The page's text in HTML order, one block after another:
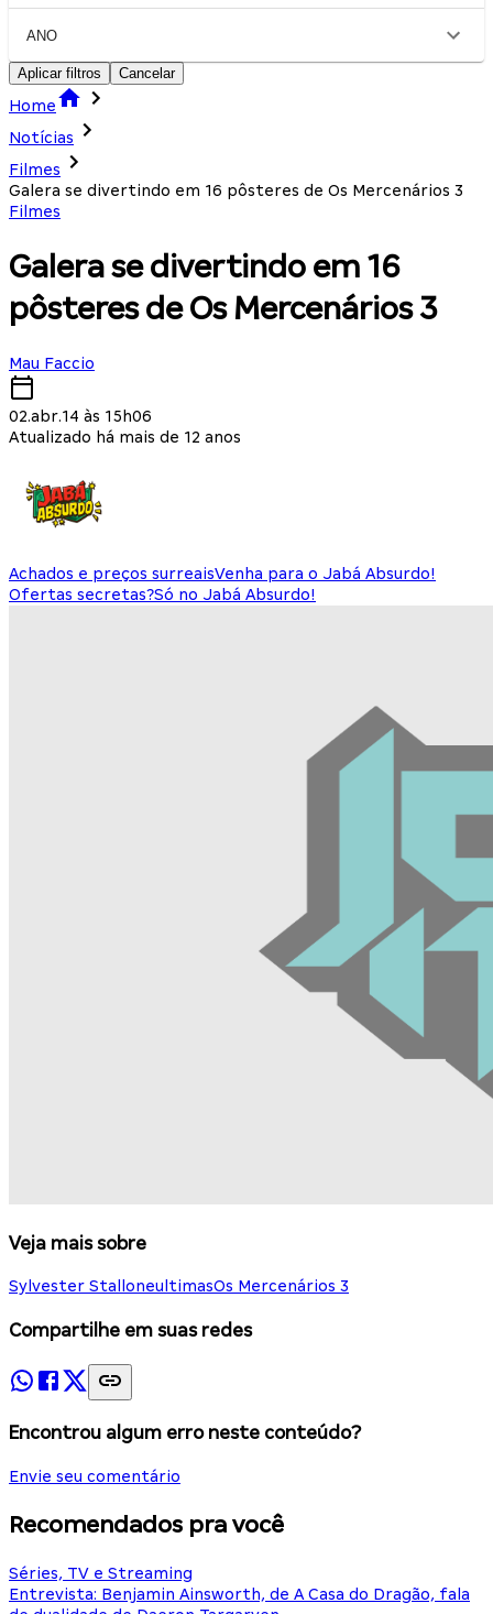
ANO
Aplicar filtros Cancelar
Home
Notícias
Filmes
Galera se divertindo em 16 pôsteres de Os Mercenários 3
Filmes
Galera se divertindo em 16
pôsteres de Os Mercenários 3
Mau Faccio
02.abr.14 às 15h06
Atualizado há mais de 12 anos
Achados e preços surreaisVenha para o Jabá Absurdo!
Ofertas secretas?Só no Jabá Absurdo!
Veja mais sobre
Sylvester StalloneultimasOs Mercenários 3
Compartilhe em suas redes
Encontrou algum erro neste conteúdo?
Envie seu comentário
Recomendados pra você
Séries, TV e Streaming
Entrevista: Benjamin Ainsworth, de A Casa do Dragão, fala